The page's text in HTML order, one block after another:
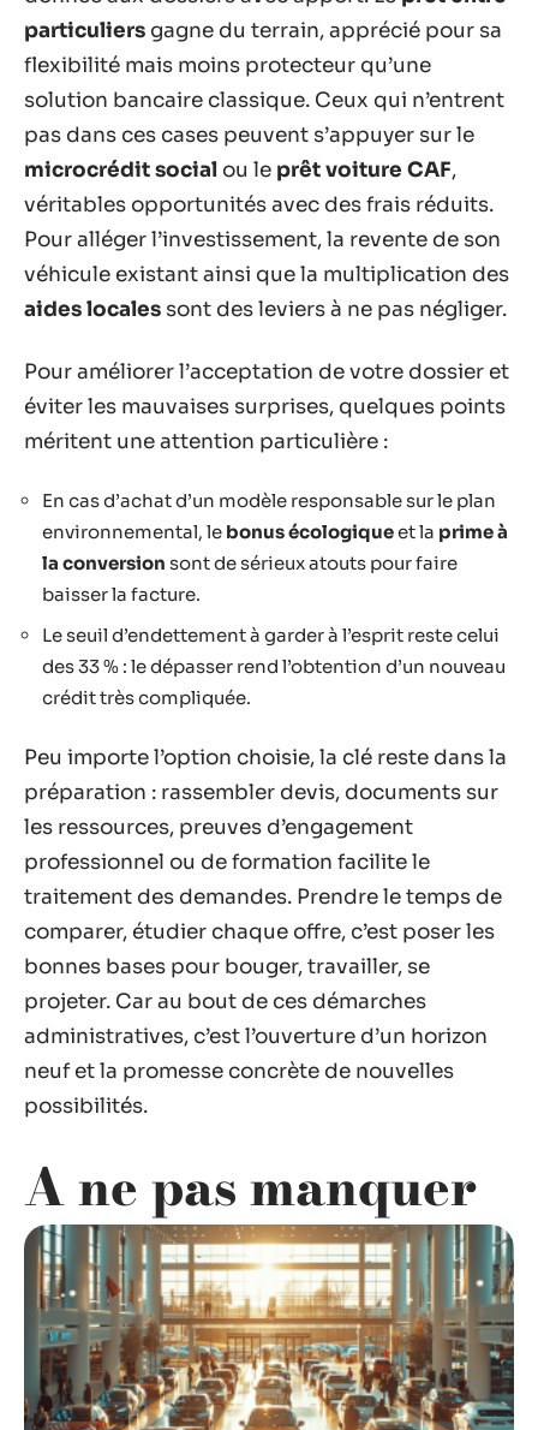
particuliers gagne du terrain, apprécié pour sa
flexibilité mais moins protecteur qu’une
solution bancaire classique. Ceux qui n’entrent
pas dans ces cases peuvent s’appuyer sur le
microcrédit social ou le prêt voiture CAF,
véritables opportunités avec des frais réduits.
Pour alléger l’investissement, la revente de son
véhicule existant ainsi que la multiplication des
aides locales sont des leviers à ne pas négliger.
Pour améliorer l’acceptation de votre dossier et
éviter les mauvaises surprises, quelques points
méritent une attention particulière :
En cas d’achat d’un modèle responsable sur le plan
environnemental, le bonus écologiqueet la prime à
la conversion sont de sérieux atouts pour faire
baisser la facture.
Le seuil d’endettement à garder à l’esprit reste celui
des 33 % : le dépasser rend l’obtention d’un nouveau
crédit très compliquée.
Peu importe l’option choisie, la clé reste dans la
préparation : rassembler devis, documents sur
les ressources, preuves d’engagement
professionnel ou de formation facilite le
traitement des demandes. Prendre le temps de
comparer, étudier chaque offre, c’est poser les
bonnes bases pour bouger, travailler, se
projeter. Car au bout de ces démarches
administratives, c’est l’ouverture d’un horizon
neuf et la promesse concrète de nouvelles
possibilités.
A ne pas manquer